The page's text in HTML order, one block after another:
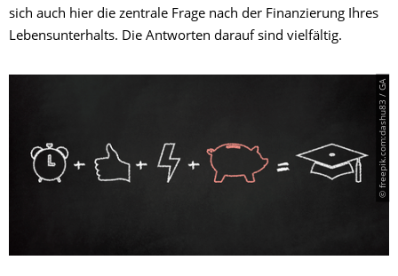
sich auch hier die zentrale Frage nach der Finanzierung Ihres
Lebensunterhalts. Die Antworten darauf sind vielfältig.
© freepik.com:dashu83 / GA